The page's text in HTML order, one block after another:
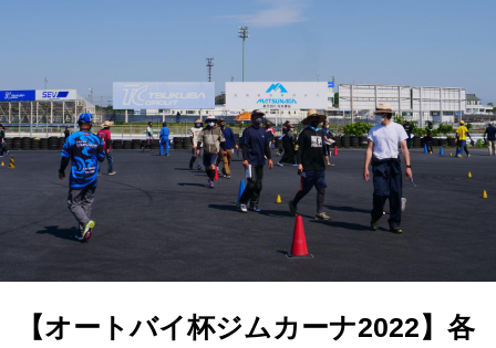
【オートバイ杯ジムカーナ2022】各